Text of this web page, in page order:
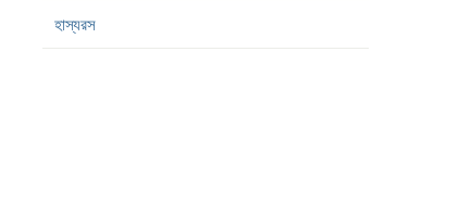
হাস্যরস